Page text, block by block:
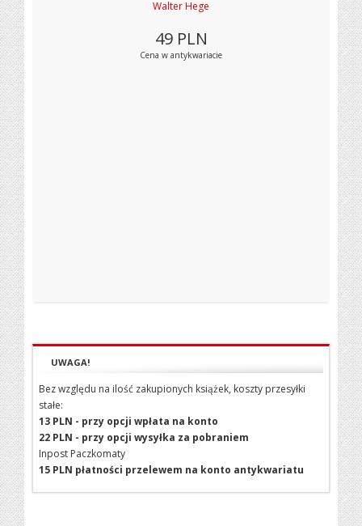
Walter Hege
49 PLN
Cena w antykwariacie
UWAGA!
Bez względu na ilość zakupionych książek, koszty przesyłki
stałe:
13 PLN - przy opcji wpłata na konto
22 PLN - przy opcji wysyłka za pobraniem
Inpost Paczkomaty
15 PLN płatności przelewem na konto antykwariatu